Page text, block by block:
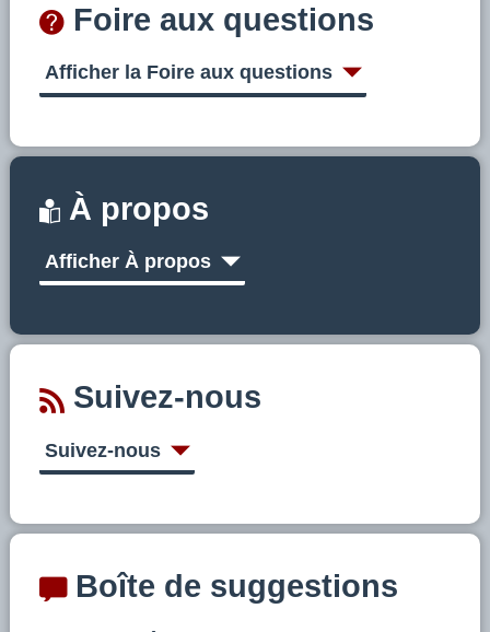
Foire aux questions
Afficher la Foire aux questions
À propos
Afficher À propos
Suivez-nous
Suivez-nous
Boîte de suggestions